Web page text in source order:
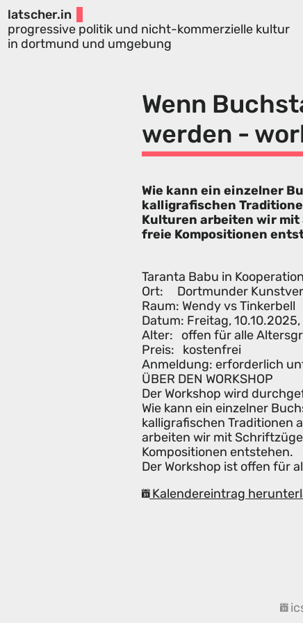
latscher.in
progressive politik und nicht-kommerzielle kultur
in dortmund und umgebung
Wenn
werden -
Wie kann ein einzelner
kalligrafischen
Kulturen arbeiten wir
freie Kompositionen
Taranta Babu in
Ort: Dortmunder
Raum: Wendy vs Tinkerbell
Datum: Freitag, 10.10.2025,
Alter: offen für alle
Preis: kostenfrei
Anmeldung: erforderlich
ÜBER DEN WORKSHOP
Der Workshop wird
Wie kann ein einzelner
kalligrafischen Traditionen
arbeiten wir mit
Kompositionen entstehen.
Der Workshop ist offen für
Kalendereintrag